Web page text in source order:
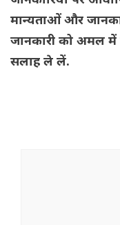
मान्यताओं और
जानकारी को अमल
सलाह ले लें.